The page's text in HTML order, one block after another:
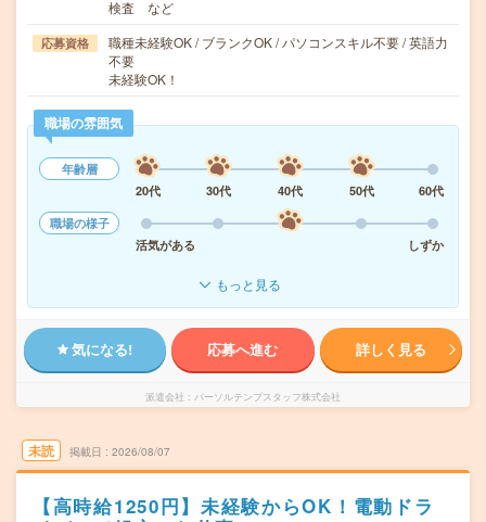
検査 など
応募資格
職種未経験OK / ブランクOK / パソコンスキル不要 / 英語力
不要
未経験OK！
職場の雰囲気
年齢層
20代
30代 40代 50代
60代
職場の様子
活気がある
しずか
もっと見る
気になる! 応募へ進む 詳しく見る
派遣会社 パーソルテンプスタッフ株式会社
未読 掲載日 2026/08/07
【高時給1250円】未経験からOK！電動ドラ